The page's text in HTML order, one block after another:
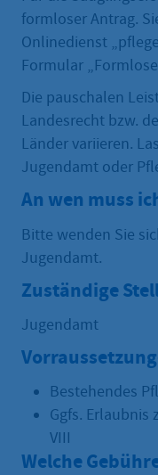
formloser Antrag.
Onlinedienst
Formular
Die pauschalen
Landesrecht bzw.
Länder variieren.
Jugendamt oder
An wen muss
Bitte wenden Sie
Jugendamt.
Zuständige
Jugendamt
Bestehendes
Ggfs. Erlaubnis
VIII
Welche